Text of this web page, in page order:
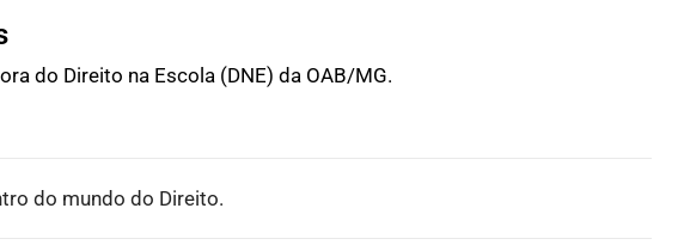
do Direito na Escola (DNE) da OAB/MG.
do mundo do Direito.